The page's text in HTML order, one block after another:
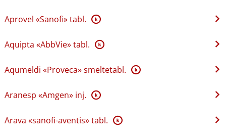
Aprovel «Sanofi» tabl. K
Aquipta «AbbVie» tabl. K
Aqumeldi «Proveca» smeltetabl. K
Aranesp «Amgen» inj. K
Arava «sanofi-aventis» tabl. K